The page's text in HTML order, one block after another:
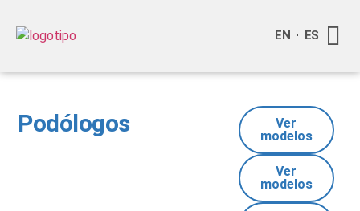
EN ES
Podólogos
Ver
modelos
Ver
modelos